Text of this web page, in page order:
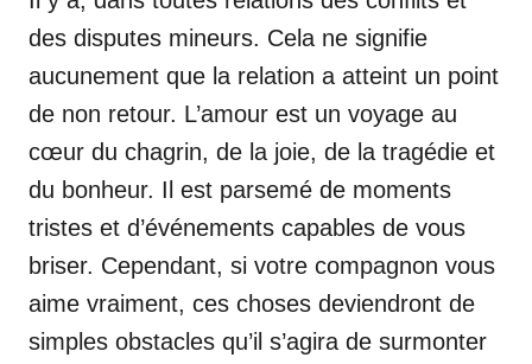
des disputes mineurs. Cela ne signifie
aucunement que la relation a atteint un point
de non retour. L’amour est un voyage au
cœur du chagrin, de la joie, de la tragédie et
du bonheur. Il est parsemé de moments
tristes et d’événements capables de vous
briser. Cependant, si votre compagnon vous
aime vraiment, ces choses deviendront de
simples obstacles qu’il s’agira de surmonter